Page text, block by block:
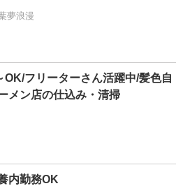
夢浪漫
フリーターさん活躍中/髪色自
メン店の仕込み・清掃
内勤務OK